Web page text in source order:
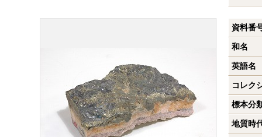
資料番
和名
英語名
コレク
標本分
地質時